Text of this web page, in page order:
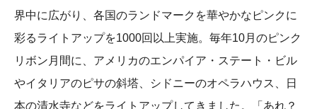
界中に広がり、各国のランドマークを華やかなピンクに
彩るライトアップを1000回以上実施。毎年10月のピンク
リボン月間に、アメリカのエンパイア・ステート・ビル
やイタリアのピサの斜塔、シドニーのオペラハウス、日
本の清水寺などをライトアップしてきました。「あれ？